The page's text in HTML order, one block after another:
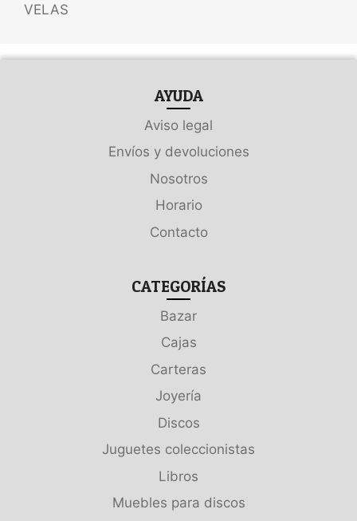
VELAS
AYUDA
Aviso legal
Envíos y devoluciones
Nosotros
Horario
Contacto
CATEGORÍAS
Bazar
Cajas
Carteras
Joyería
Discos
Juguetes coleccionistas
Libros
Muebles para discos